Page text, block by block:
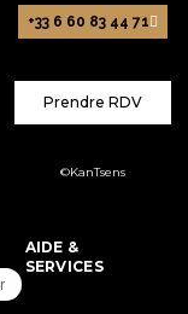
+33 6 60 83 44 71
Prendre RDV
©KanTsens
AIDE &
SERVICES